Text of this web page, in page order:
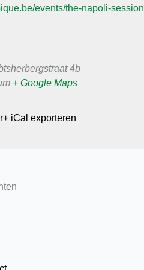
events/the-napoli-
4b
+ Google Maps
+ iCal exporteren